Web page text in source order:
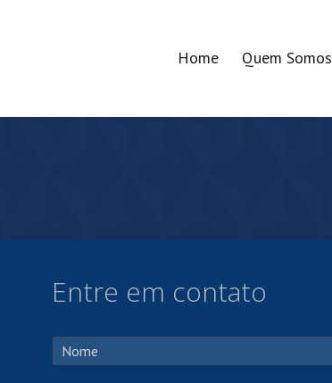
Home Quem Somos
Entre em contato